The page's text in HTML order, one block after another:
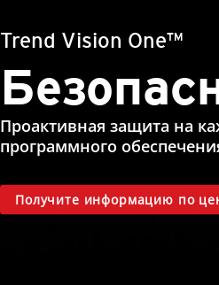
Trend Vision One™
Проактивная защита на
программного
Получите информацию по